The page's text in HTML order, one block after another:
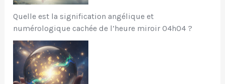
Quelle est la signification angélique et
numérologique cachée de l’heure miroir 04h04 ?